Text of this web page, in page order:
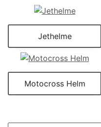
Jethelme
Motocross Helm